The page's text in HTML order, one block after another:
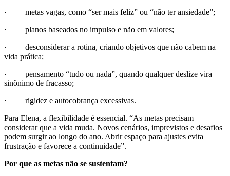
· metas vagas, como “ser mais feliz” ou “não ter ansiedade”;
· planos baseados no impulso e não em valores;
· desconsiderar a rotina, criando objetivos que não cabem na
vida prática;
· pensamento “tudo ou nada”, quando qualquer deslize vira
sinônimo de fracasso;
· rigidez e autocobrança excessivas.
Para Elena, a flexibilidade é essencial. “As metas precisam
considerar que a vida muda. Novos cenários, imprevistos e desafios
podem surgir ao longo do ano. Abrir espaço para ajustes evita
frustração e favorece a continuidade”.
Por que as metas não se sustentam?